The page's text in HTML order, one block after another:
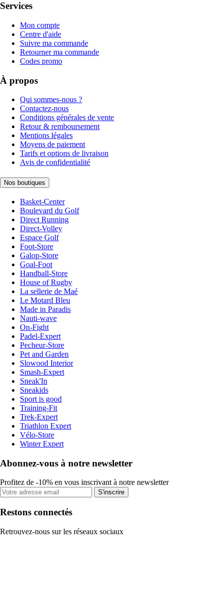
Services
Mon compte
Centre d'aide
Suivre ma commande
Retourner ma commande
Codes promo
À propos
Qui sommes-nous ?
Contactez-nous
Conditions générales de vente
Retour & remboursement
Mentions légales
Moyens de paiement
Tarifs et options de livraison
Avis de confidentialité
Nos boutiques
Basket-Center
Boulevard du Golf
Direct Running
Direct-Volley
Espace Golf
Foot-Store
Galop-Store
Goal-Foot
Handball-Store
House of Rugby
La sellerie de Maé
Le Motard Bleu
Made in Paradis
Nauti-wave
On-Fight
Padel-Expert
Pecheur-Store
Pet and Garden
Slowood Interior
Smash-Expert
Sneak'In
Sneakids
Sport is good
Training-Fit
Trek-Expert
Triathlon Expert
Vélo-Store
Winter Expert
Abonnez-vous à notre newsletter
Profitez de -10% en vous inscrivant à notre newsletter
S'inscrire
Restons connectés
Retrouvez-nous sur les réseaux sociaux